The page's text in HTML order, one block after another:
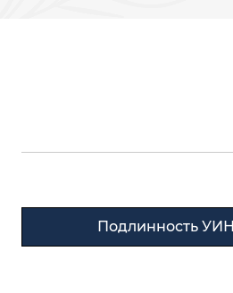
Подлинность УИН